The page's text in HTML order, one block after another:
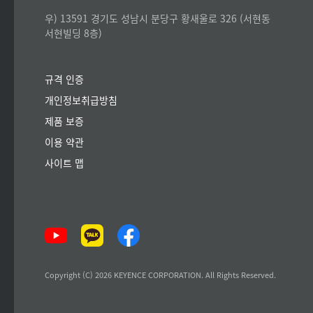
우) 13591 경기도 성남시 분당구 황새울로 326 (서현동
서현빌딩 8층)
규격 인증
개인정보취급방침
제품 보증
이용 약관
사이트 맵
Copyright (C) 2026 KEYENCE CORPORATION. All Rights Reserved.